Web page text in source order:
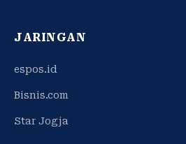
JARINGAN
espos.id
Bisnis.com
Star Jogja